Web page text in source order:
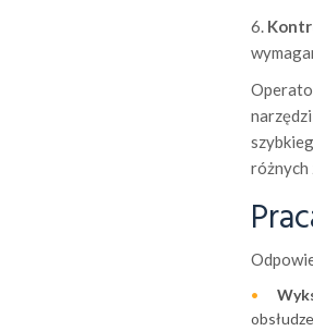
6.
różnych